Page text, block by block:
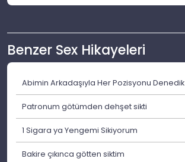
Benzer Sex Hikayeleri
Abimin Arkadaşıyla Her Pozisyonu Denedik
Patronum götümden dehşet sikti
1 Sigara ya Yengemi Sikiyorum
Bakire çıkınca götten siktim